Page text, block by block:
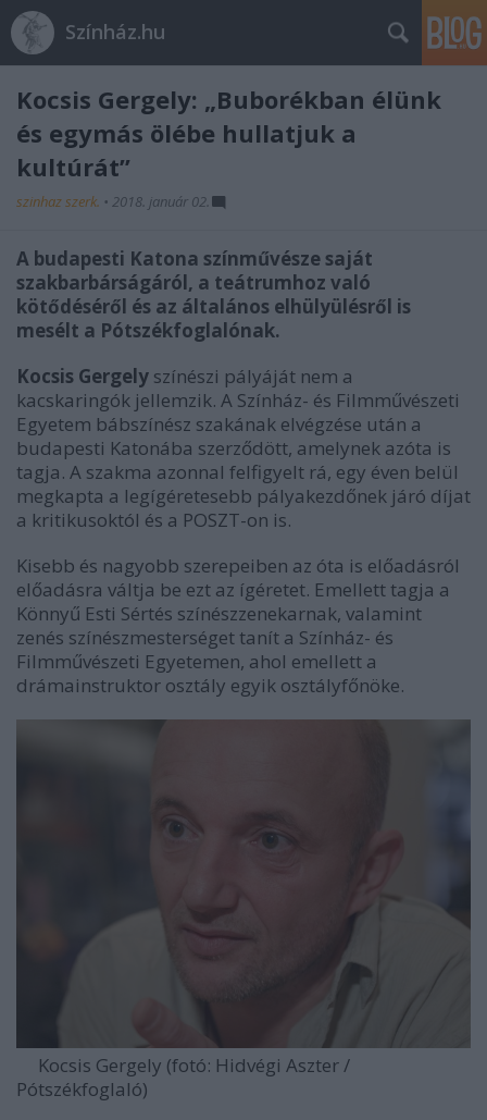
Színház.hu
Kocsis Gergely: „Buborékban élünk
és egymás ölébe hullatjuk a
kultúrát”
szinhaz szerk. • 2018. január 02.
A budapesti Katona színművésze saját
szakbarbárságáról, a teátrumhoz való
kötődéséről és az általános elhülyülésről is
mesélt a Pótszékfoglalónak.
Kocsis Gergely színészi pályáját nem a
kacskaringók jellemzik. A Színház- és Filmművészeti
Egyetem bábszínész szakának elvégzése után a
budapesti Katonába szerződött, amelynek azóta is
tagja. A szakma azonnal felfigyelt rá, egy éven belül
megkapta a legígéretesebb pályakezdőnek járó díjat
a kritikusoktól és a POSZT-on is.
Kisebb és nagyobb szerepeiben az óta is előadásról
előadásra váltja be ezt az ígéretet. Emellett tagja a
Könnyű Esti Sértés színészzenekarnak, valamint
zenés színészmesterséget tanít a Színház- és
Filmművészeti Egyetemen, ahol emellett a
drámainstruktor osztály egyik osztályfőnöke.
Kocsis Gergely (fotó: Hidvégi Aszter /
Pótszékfoglaló)